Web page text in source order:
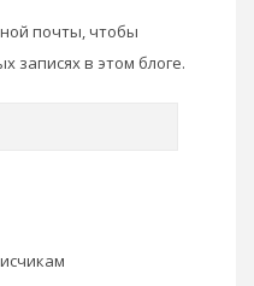
почты, чтобы
записях в этом блоге.